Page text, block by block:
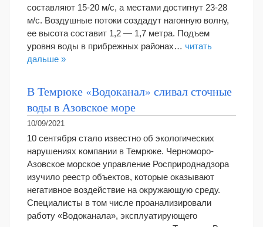
составляют 15-20 м/с, а местами достигнут 23-28
м/с. Воздушные потоки создадут нагонную волну,
ее высота составит 1,2 — 1,7 метра. Подъем
уровня воды в прибрежных районах… читать
дальше »
В Темрюке «Водоканал» сливал сточные
воды в Азовское море
10/09/2021
10 сентября стало известно об экологических
нарушениях компании в Темрюке. Черноморо-
Азовское морское управление Росприроднадзора
изучило реестр объектов, которые оказывают
негативное воздействие на окружающую среду.
Специалисты в том числе проанализировали
работу «Водоканала», эксплуатирующего